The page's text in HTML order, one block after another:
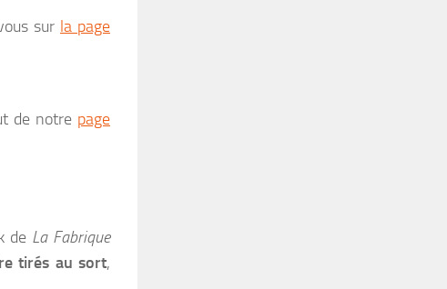
sur la page
de notre page
de La Fabrique
tirés au sort,